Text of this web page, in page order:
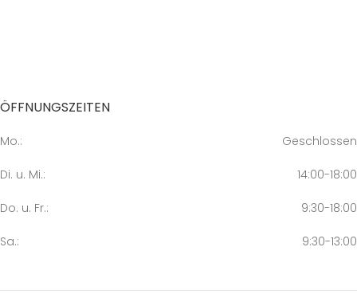
ÖFFNUNGSZEITEN
Mo.: Geschlossen
Di. u. Mi.: 14:00-18:00
Do. u. Fr.: 9:30-18:00
Sa.: 9:30-13:00